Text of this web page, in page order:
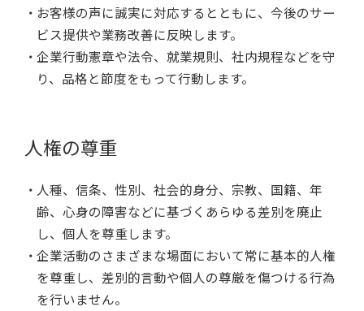
お客様の声に誠実に対応するとともに、今後のサー
ビス提供や業務改善に反映します。
企業行動憲章や法令、就業規則、社内規程などを守
り、品格と節度をもって行動します。
人権の尊重
人種、信条、性別、社会的身分、宗教、国籍、年
齢、心身の障害などに基づくあらゆる差別を廃止
し、個人を尊重します。
企業活動のさまざまな場面において常に基本的人権
を尊重し、差別的言動や個人の尊厳を傷つける行為
を行いません。